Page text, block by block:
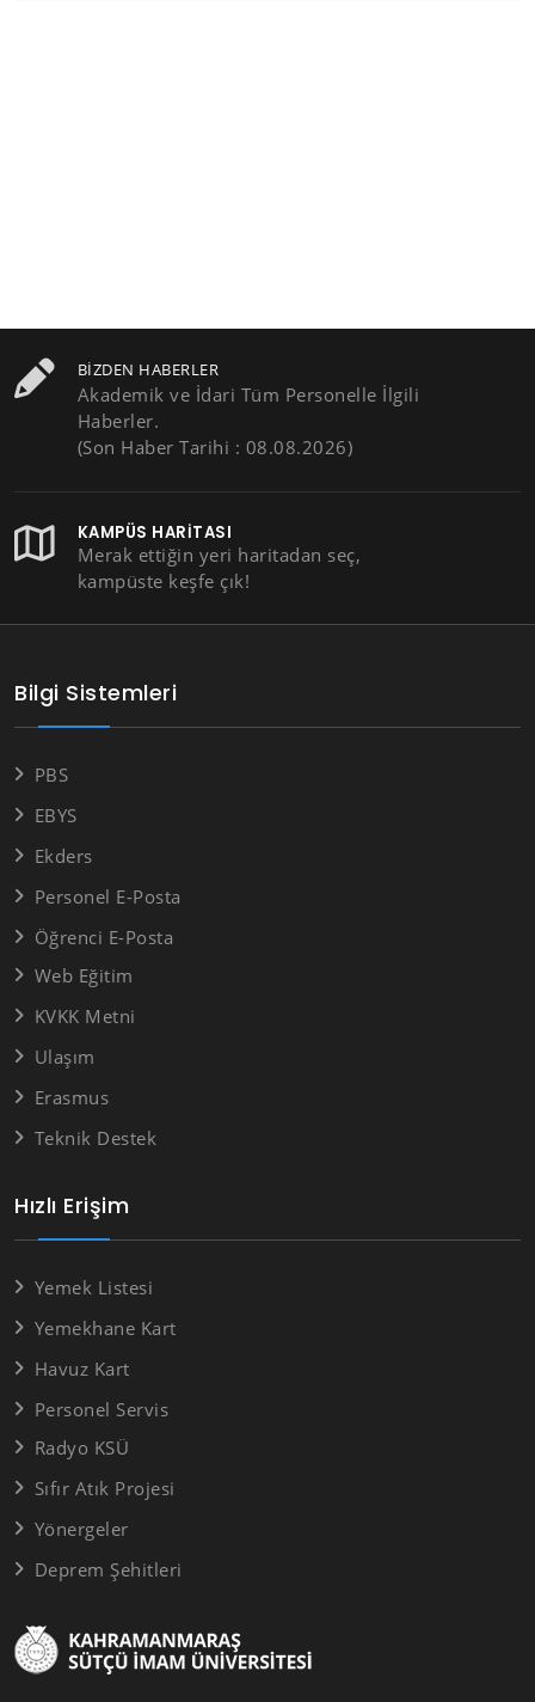
BIZDEN HABERLER
Akademik ve İdari Tüm Personelle İlgili
Haberler.
(Son Haber Tarihi : 08.08.2026)
KAMPÜS HARITASI
Merak ettiğin yeri haritadan seç,
kampüste keşfe çık!
Hızlı Erişim
Yemek Listesi
Yemekhane Kart
Havuz Kart
Personel Servis
Radyo KSÜ
Sıfır Atık Projesi
Yönergeler
Deprem Şehitleri
Bilgi Sistemleri
PBS
EBYS
Ekders
Personel E-Posta
Öğrenci E-Posta
Web Eğitim
KVKK Metni
Ulaşım
Erasmus
Teknik Destek